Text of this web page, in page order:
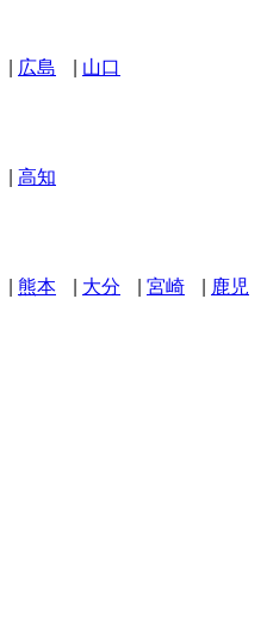
広島 山口
高知
熊本 大分 宮崎 鹿児